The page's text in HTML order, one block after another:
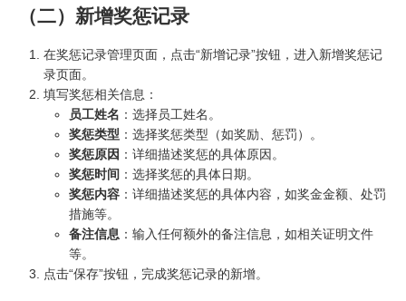
（二）新增奖惩记录
在奖惩记录管理页面，点击“新增记录”按钮，进入新增奖惩记
录页面。
填写奖惩相关信息：
员工姓名 ：选择员工姓名。
奖惩类型 ：选择奖惩类型（如奖励、惩罚）。
奖惩原因 ：详细描述奖惩的具体原因。
奖惩时间 ：选择奖惩的具体日期。
奖惩内容 ：详细描述奖惩的具体内容，如奖金金额、处罚
措施等。
备注信息 ：输入任何额外的备注信息，如相关证明文件
等。
点击“保存”按钮，完成奖惩记录的新增。